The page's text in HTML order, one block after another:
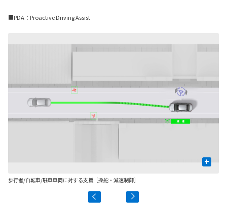
■PDA：Proactive Driving Assist
+
歩行者/自転車/駐車車両に対する支援［操舵・減速制御］